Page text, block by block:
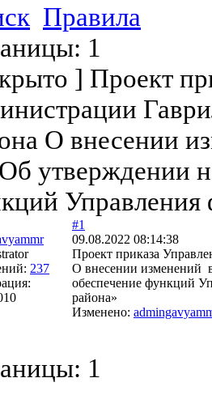
Правила
1
] Проект
О внесении
утверждении
Управления
237
#1
09.08.2022 08:14:38
Проект приказа
О внесении изменений
обеспечение функций
района»
Изменено:
1